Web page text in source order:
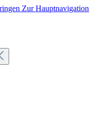
Zur Hauptnavigation